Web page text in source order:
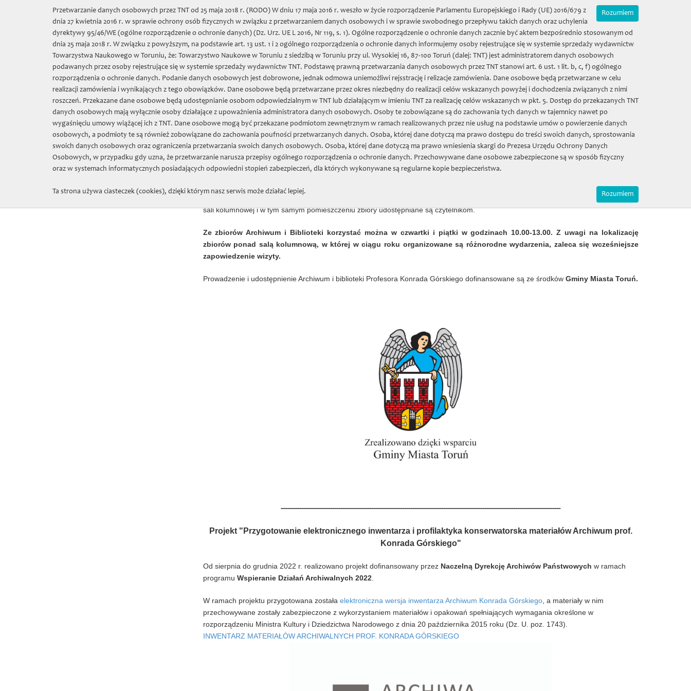
Zamówienia on-line
Wybierz język: Mój koszyk | (0) 0 zł
Towarzystwo Naukowe w Toruniu
O nas Sprzedaż wydawnictw Zapiski Historyczne Projekty Zbiory Jubileusz Zamówienia Sala kolumnowa
Galeria Kontakt
» Zbiory » Zbiory Profesora Konrada Górskiego
Zbiory Profesora Konrada Górskiego
Zbiory archiwalne i muzealne
Towarzystwa
Zbiory Profesora Konrada Górskiego
Zbiory Archiwum i Biblioteki profesora Konrada Górskiego, zgodnie z jego ostatnią wolą, ulokowane są w budynku Towarzystwa
Naukowego w Toruniu i udostępniane wszystkim zainteresowanym. Jest to niezwykle bogaty księgozbiór oraz prywatne archiwum
Profesora (dokumenty, korespondencja). Materiały wysiłkiem członków i pracowników TNT zostały skatalogowane i uporządkowane -
, a biblioteka katalogi, co umożliwia ich udostępnianie. Większa część zbiorów ulokowana jest na antresoli
sali kolumnowej i w tym samym pomieszczeniu zbiory udostępniane są czytelnikom.
Ze zbiorów Archiwum i Biblioteki korzystać można w czwartki i piątki w godzinach 10.00-13.00. Z uwagi na lokalizację
zbiorów ponad salą kolumnową, w której w ciągu roku organizowane są różnorodne wydarzenia, zaleca się wcześniejsze
zapowiedzenie wizyty.
Prowadzenie i udostępnienie Archiwum i biblioteki Profesora Konrada Górskiego dofinansowane są ze środkówGminy Miasta Toruń.
----------------------------------------------------------------------------------------------------------------------------------------
Projekt "Przygotowanie elektronicznego inwentarza i profilaktyka konserwatorska materiałów Archiwum prof.
Konrada Górskiego"
Od sierpnia do grudnia 2022 r. realizowano projekt dofinansowany przez Naczelną Dyrekcję Archiwów Państwowych w ramach
programu Wspieranie Działań Archiwalnych 2022.
W ramach projektu przygotowana została elektroniczna wersja inwentarza Archiwum Konrada Górskiego, a materiały w nim
przechowywane zostały zabezpieczone z wykorzystaniem materiałów i opakowań spełniających wymagania określone w
rozporządzeniu Ministra Kultury i Dziedzictwa Narodowego z dnia 20 października 2015 roku (Dz. U. poz. 1743).
INWENTARZ MATERIAŁÓW ARCHIWALNYCH PROF. KONRADA GÓRSKIEGO
Rozumiem
Przetwarzanie danych osobowych przez TNT od 25 maja 2018 r. (RODO) W dniu 17 maja 2016 r. weszło w życie rozporządzenie Parlamentu Europejskiego i Rady (UE) 2016/679 z
dnia 27 kwietnia 2016 r. w sprawie ochrony osób fizycznych w związku z przetwarzaniem danych osobowych i w sprawie swobodnego przepływu takich danych oraz uchylenia
dyrektywy 95/46/WE (ogólne rozporządzenie o ochronie danych) (Dz. Urz. UE L 2016, Nr 119, s. 1). Ogólne rozporządzenie o ochronie danych zacznie być aktem bezpośrednio stosowanym od
dnia 25 maja 2018 r. W związku z powyższym, na podstawie art. 13 ust. 1 i 2 ogólnego rozporządzenia o ochronie danych informujemy osoby rejestrujące się w systemie sprzedaży wydawnictw
Towarzystwa Naukowego w Toruniu, że: Towarzystwo Naukowe w Toruniu z siedzibą w Toruniu przy ul. Wysokiej 16, 87-100 Toruń (dalej: TNT) jest administratorem danych osobowych
podawanych przez osoby rejestrujące się w systemie sprzedaży wydawnictw TNT. Podstawę prawną przetwarzania danych osobowych przez TNT stanowi art. 6 ust. 1 lit. b, c, f) ogólnego
rozporządzenia o ochronie danych. Podanie danych osobowych jest dobrowone, jednak odmowa uniemożliwi rejsstrację i relizacje zamówienia. Dane osobowe będą przetwarzane w celu
realizacji zamówienia i wynikających z tego obowiązków. Dane osobowe będą przetwarzane przez okres niezbędny do realizacji celów wskazanych powyżej i dochodzenia związanych z nimi
roszczeń. Przekazane dane osobowe będą udostępnianie osobom odpowiedzialnym w TNT lub działającym w imieniu TNT za realizację celów wskazanych w pkt. 5. Dostęp do przekazanych TNT
danych osobowych mają wyłącznie osoby działające z upoważnienia administratora danych osobowych. Osoby te zobowiązane są do zachowania tych danych w tajemnicy nawet po
wygaśnięciu umowy wiążącej ich z TNT. Dane osobowe mogą być przekazane podmiotom zewnętrznym w ramach realizowanych przez nie usług na podstawie umów o powierzenie danych
osobowych, a podmioty te są również zobowiązane do zachowania poufności przetwarzanych danych. Osoba, której dane dotyczą ma prawo dostępu do treści swoich danych, sprostowania
swoich danych osobowych oraz ograniczenia przetwarzania swoich danych osobowych. Osoba, której dane dotyczą ma prawo wniesienia skargi do Prezesa Urzędu Ochrony Danych
Osobowych, w przypadku gdy uzna, że przetwarzanie narusza przepisy ogólnego rozporządzenia o ochronie danych. Przechowywane dane osobowe zabezpieczone są w sposób fizyczny
oraz w systemach informatycznych posiadających odpowiedni stopień zabezpieczeń, dla których wykonywane są regularne kopie bezpieczeństwa.
Ta strona używa ciasteczek (cookies), dzięki którym nasz serwis może działać lepiej. Rozumiem